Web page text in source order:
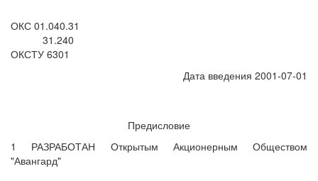
ОКС 01.040.31
31.240
ОКСТУ 6301
Дата введения 2001-07-01
Предисловие
1 РАЗРАБОТАН Открытым Акционерным Обществом
"Авангард"